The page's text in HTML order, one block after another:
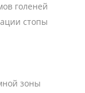
голеней
стопы
зоны